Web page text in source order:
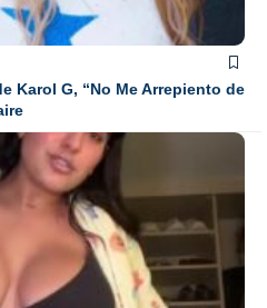
Karol G, “No Me Arrepiento de